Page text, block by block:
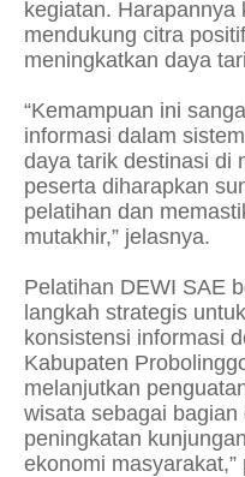
kegiatan.
mendukung citra
meningkatkan daya
“Kemampuan ini
informasi dalam
daya tarik destinasi di
peserta diharapkan
pelatihan dan
mutakhir,” jelasnya.
Pelatihan DEWI SAE
langkah strategis
konsistensi informasi
Kabupaten
melanjutkan
wisata sebagai
peningkatan
ekonomi